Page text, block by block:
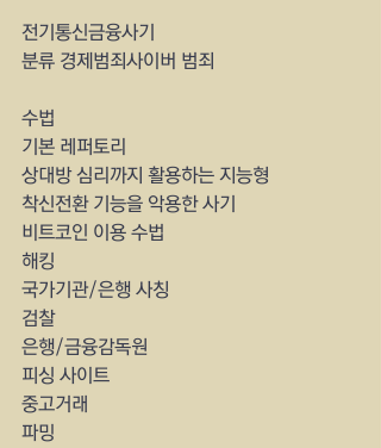
전기통신금융사기
분류 경제범죄사이버 범죄
수법
기본 레퍼토리
상대방 심리까지 활용하는 지능형
착신전환 기능을 악용한 사기
비트코인 이용 수법
해킹
국가기관/은행 사칭
검찰
은행/금융감독원
피싱 사이트
중고거래
파밍